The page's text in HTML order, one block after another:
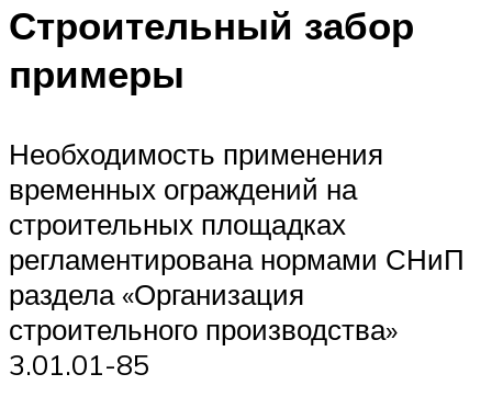
Строительный забор
примеры
Необходимость применения
временных ограждений на
строительных площадках
регламентирована нормами СНиП
раздела «Организация
строительного производства»
3.01.01-85